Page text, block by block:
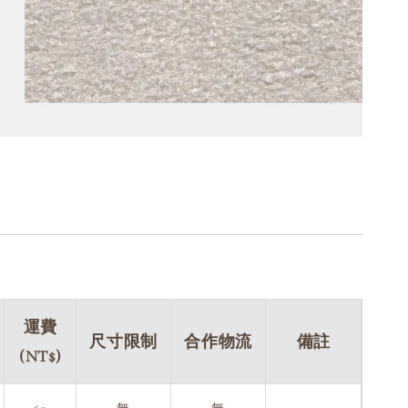
運費
(NT$)
尺寸限制 合作物流 備註